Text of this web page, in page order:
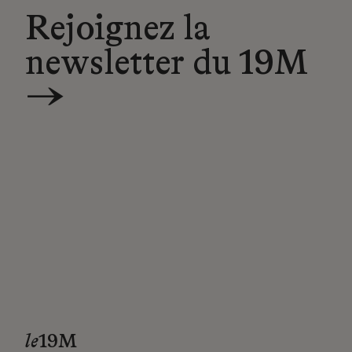
Rejoignez la
newsletter du 19M
→
le19M